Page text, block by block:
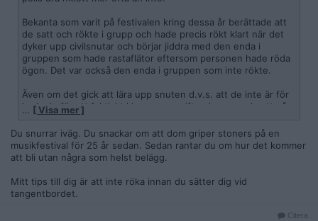
Bekanta som varit på festivalen kring dessa år berättade att
de satt och rökte i grupp och hade precis rökt klart när det
dyker upp civilsnutar och börjar jiddra med den enda i
gruppen som hade rastaflätor eftersom personen hade röda
ögon. Det var också den enda i gruppen som inte rökte.
Även om det gick att lära upp snuten d.v.s. att de inte är för
korkade för att faktiskt klara av uppgiften kommer de att gå
andra faktorer än testets faktiska resultat. Tre blattar i en
audi kommer ha röda ögon nyktra och en artig kostymnisse i
medelklassbil kommer inte ha röda ögon trots att han klippte
en gås för en halvtimme sedan
Eftersom testerna är och kommer att vara extremt dåliga,
d.v.s. ge båda många falska negativa och positiva innebär
lagförslaget att polisen i praktiken får kroppsinspektera vem
som helst efter eget tycke. Vad lagen skulle göra för skillnad
… [ Visa mer ]
Du snurrar iväg. Du snackar om att dom griper stoners på en
musikfestival för 25 år sedan. Sedan rantar du om hur det kommer
att bli utan några som helst belägg.
Mitt tips till dig är att inte röka innan du sätter dig vid
tangentbordet.
Citera